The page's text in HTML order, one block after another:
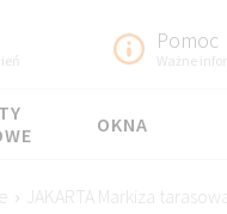
Pomoc
Ważne
OKNA
› JAKARTA Markiza